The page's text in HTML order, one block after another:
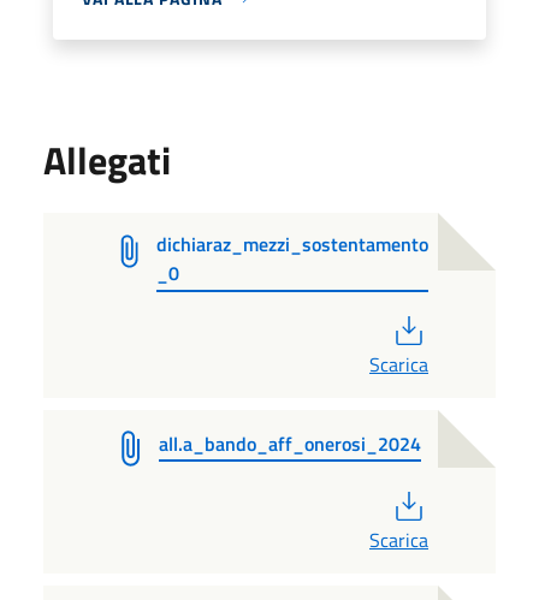
Allegati
dichiaraz_mezzi_sostentamento
_0
Scarica
all.a_bando_aff_onerosi_2024
Scarica